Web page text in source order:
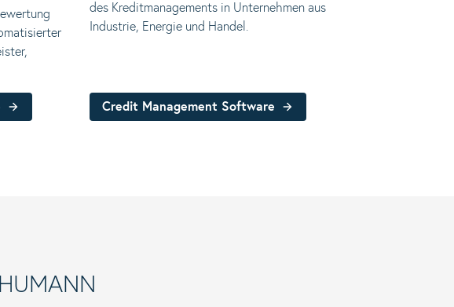
des Kreditmanagements in Unternehmen aus
Industrie, Energie und Handel.
Credit Management Software